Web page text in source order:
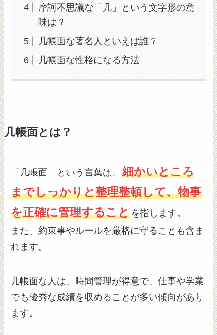
摩訶不思議な「几」という文字形の意
味は？
几帳面な著名人といえば誰？
几帳面な性格になる方法
几帳面とは？
「几帳面」という言葉は、細かいところ
までしっかりと整理整頓して、物事
を正確に管理することを指します。
また、約束事やルールを厳格に守ることも含ま
れます。
几帳面な人は、時間管理が得意で、仕事や学業
でも優秀な成績を収めることが多い傾向があり
ます。